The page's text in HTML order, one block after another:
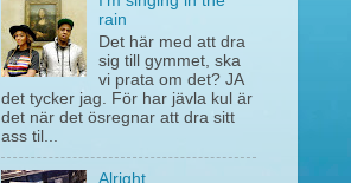
rain
Det här med att dra
sig till gymmet, ska
vi prata om det? JA
det tycker jag. För har jävla kul är
det när det ösregnar att dra sitt
ass til...
Alright